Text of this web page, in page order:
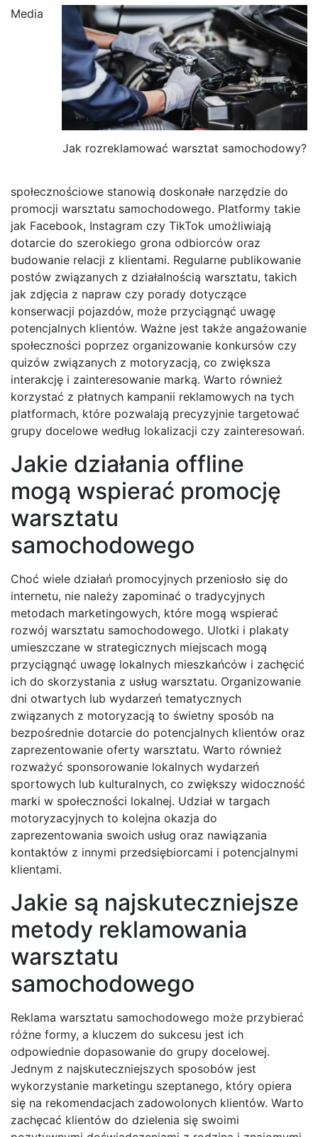
Jak rozreklamować warsztat samochodowy?
Media
społecznościowe stanowią doskonałe narzędzie do
promocji warsztatu samochodowego. Platformy takie
jak Facebook, Instagram czy TikTok umożliwiają
dotarcie do szerokiego grona odbiorców oraz
budowanie relacji z klientami. Regularne publikowanie
postów związanych z działalnością warsztatu, takich
jak zdjęcia z napraw czy porady dotyczące
konserwacji pojazdów, może przyciągnąć uwagę
potencjalnych klientów. Ważne jest także angażowanie
społeczności poprzez organizowanie konkursów czy
quizów związanych z motoryzacją, co zwiększa
interakcję i zainteresowanie marką. Warto również
korzystać z płatnych kampanii reklamowych na tych
platformach, które pozwalają precyzyjnie targetować
grupy docelowe według lokalizacji czy zainteresowań.
Jakie działania offline
mogą wspierać promocję
warsztatu
samochodowego
Choć wiele działań promocyjnych przeniosło się do
internetu, nie należy zapominać o tradycyjnych
metodach marketingowych, które mogą wspierać
rozwój warsztatu samochodowego. Ulotki i plakaty
umieszczane w strategicznych miejscach mogą
przyciągnąć uwagę lokalnych mieszkańców i zachęcić
ich do skorzystania z usług warsztatu. Organizowanie
dni otwartych lub wydarzeń tematycznych
związanych z motoryzacją to świetny sposób na
bezpośrednie dotarcie do potencjalnych klientów oraz
zaprezentowanie oferty warsztatu. Warto również
rozważyć sponsorowanie lokalnych wydarzeń
sportowych lub kulturalnych, co zwiększy widoczność
marki w społeczności lokalnej. Udział w targach
motoryzacyjnych to kolejna okazja do
zaprezentowania swoich usług oraz nawiązania
kontaktów z innymi przedsiębiorcami i potencjalnymi
klientami.
Jakie są najskuteczniejsze
metody reklamowania
warsztatu
samochodowego
Reklama warsztatu samochodowego może przybierać
różne formy, a kluczem do sukcesu jest ich
odpowiednie dopasowanie do grupy docelowej.
Jednym z najskuteczniejszych sposobów jest
wykorzystanie marketingu szeptanego, który opiera
się na rekomendacjach zadowolonych klientów. Warto
zachęcać klientów do dzielenia się swoimi